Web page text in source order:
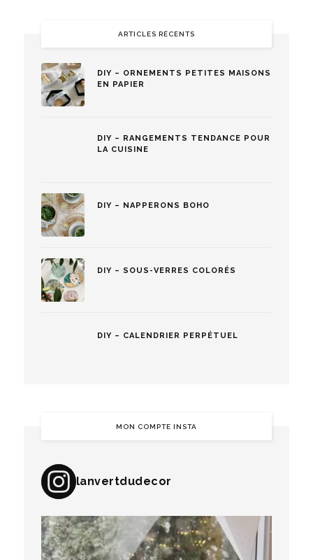
ARTICLES RÉCENTS
DIY – ORNEMENTS PETITES MAISONS
EN PAPIER
DIY – RANGEMENTS TENDANCE POUR
LA CUISINE
DIY – NAPPERONS BOHO
DIY – SOUS-VERRES COLORÉS
DIY – CALENDRIER PERPÉTUEL
MON COMPTE INSTA
lanvertdudecor